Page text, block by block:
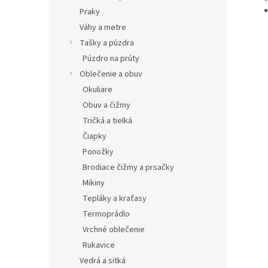
Praky
Váhy a metre
Tašky a púzdra
Púzdro na prúty
Oblečenie a obuv
Okuliare
Obuv a čižmy
Tričká a tielká
Čiapky
Ponožky
Brodiace čižmy a prsačky
Mikiny
Tepláky a kraťasy
Termoprádlo
Vrchné oblečenie
Rukavice
Vedrá a sitká